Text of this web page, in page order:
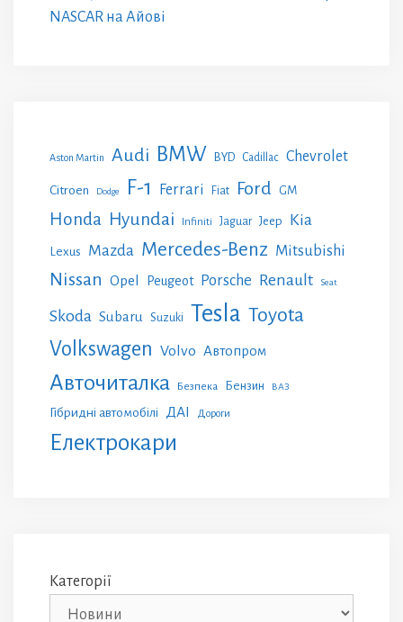
NASCAR на Айові
Aston Martin Audi BMW BYD Cadillac Chevrolet
Citroen Dodge F-1 Ferrari Fiat Ford GM
Honda Hyundai Infiniti Jaguar Jeep Kia
Lexus Mazda Mercedes-Benz Mitsubishi
Nissan Opel Peugeot Porsche Renault Seat
Skoda Subaru Suzuki Tesla Toyota
Volkswagen Volvo Автопром
Авточиталка Безпека Бензин ВАЗ
Гібридні автомобілі ДАІ Дороги
Електрокари
Категорії